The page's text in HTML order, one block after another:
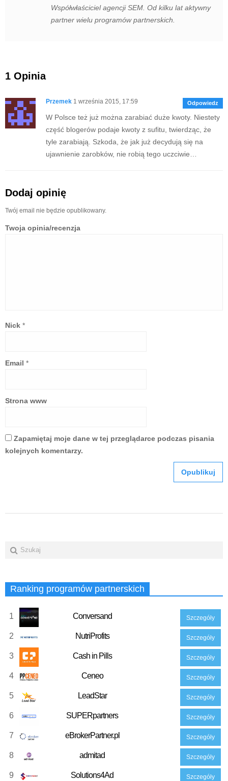
Współwłaściciel agencji SEM. Od kilku lat aktywny
partner wielu programów partnerskich.
1 Opinia
Przemek 1 września 2015, 17:59 Odpowiedz
W Polsce też już można zarabiać duże kwoty. Niestety
część blogerów podaje kwoty z sufitu, twierdząc, że
tyle zarabiają. Szkoda, że jak już decydują się na
ujawnienie zarobków, nie robią tego uczciwie…
Dodaj opinię
Twój email nie będzie opublikowany.
Twoja opinia/recenzja
Nick *
Email *
Strona www
Zapamiętaj moje dane w tej przeglądarce podczas pisania
kolejnych komentarzy.
Ranking programów partnerskich
1 Conversand Szczegóły
2 NutriProfits Szczegóły
3 Cash in Pills Szczegóły
4 Ceneo Szczegóły
5 LeadStar Szczegóły
6 SUPERpartners Szczegóły
7 eBrokerPartner.pl Szczegóły
8 admitad Szczegóły
9 Solutions4Ad Szczegóły